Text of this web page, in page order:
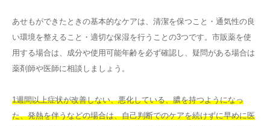
あせもができたときの基本的なケアは、清潔を保つこと・通気性の良
い環境を整えること・適切な保湿を行うことの3つです。市販薬を使
用する場合は、成分や使用可能年齢を必ず確認し、疑問がある場合は
薬剤師や医師に相談しましょう。
1週間以上症状が改善しない、悪化している、膿を持つようになっ
た、発熱を伴うなどの場合は、自己判断でのケアを続けずに早めに医